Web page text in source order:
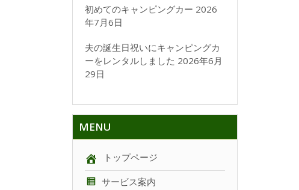
初めてのキャンピングカー 2026
年7月6日
夫の誕生日祝いにキャンピングカ
ーをレンタルしました 2026年6月
29日
MENU
トップページ
サービス案内